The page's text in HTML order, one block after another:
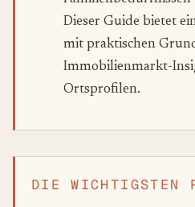
Dieser Guide bietet
mit praktischen
Immobilienmarkt-
Ortsprofilen.
DIE WICHTIGSTEN